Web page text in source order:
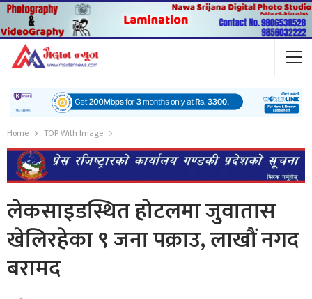
Home TOP With Image
लेकसाइडस्थित होटलमा जुवातास
खेलिरहेका ९ जना पक्राउ, लाखौं नगद
बरामद